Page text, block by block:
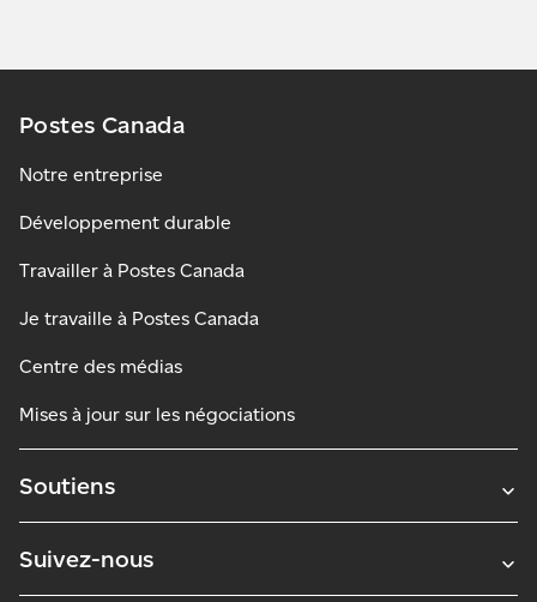
Postes Canada
Notre entreprise
Développement durable
Travailler à Postes Canada
Je travaille à Postes Canada
Centre des médias
Mises à jour sur les négociations
Soutiens
Suivez-nous